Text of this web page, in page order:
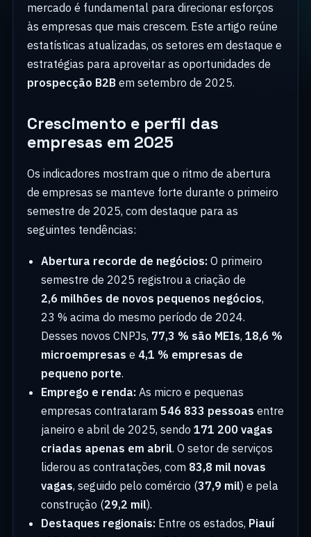
mercado é fundamental para direcionar esforços
às empresas que mais crescem. Este artigo reúne
estatísticas atualizadas, os setores em destaque e
estratégias para aproveitar as oportunidades de
prospecção B2B em setembro de 2025.
Crescimento e perfil das
empresas em 2025
Os indicadores mostram que o ritmo de abertura
de empresas se manteve forte durante o primeiro
semestre de 2025, com destaque para as
seguintes tendências:
Abertura recorde de negócios: O primeiro
semestre de 2025 registrou a criação de
2,6 milhões de novos pequenos negócios,
23 % acima do mesmo período de 2024.
Desses novos CNPJs, 77,3 % são MEIs, 18,6 %
microempresas e 4,1 % empresas de
pequeno porte.
Emprego e renda: As micro e pequenas
empresas contrataram 546 833 pessoas entre
janeiro e abril de 2025, sendo 171 200 vagas
criadas apenas em abril. O setor de serviços
liderou as contratações, com 83,8 mil novas
vagas, seguido pelo comércio (37,9 mil) e pela
construção (29,2 mil).
Destaques regionais: Entre os estados, Piauí